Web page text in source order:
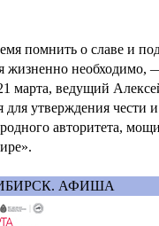
помнить о славе и
жизненно необходимо,
марта, ведущий
для утверждения чести
авторитета,
АФИША